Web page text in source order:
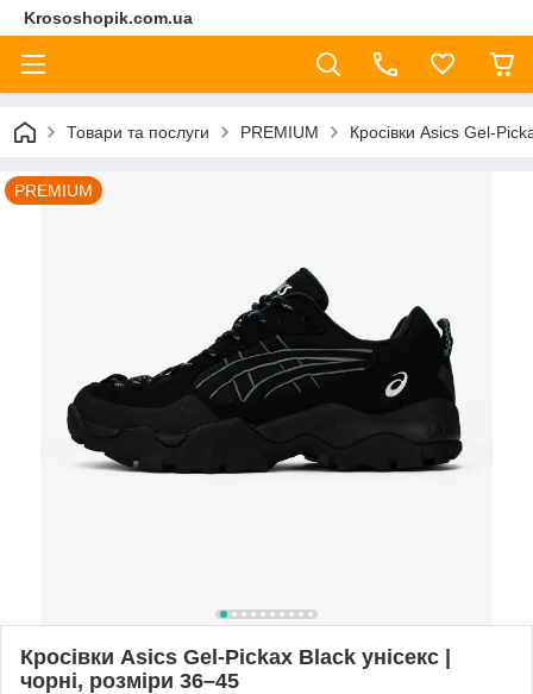
Krososhopik.com.ua
Товари та послуги PREMIUM Кросівки Asics Gel-
PREMIUM
Кросівки Asics Gel-Pickax Black унісекс |
чорні, розміри 36–45